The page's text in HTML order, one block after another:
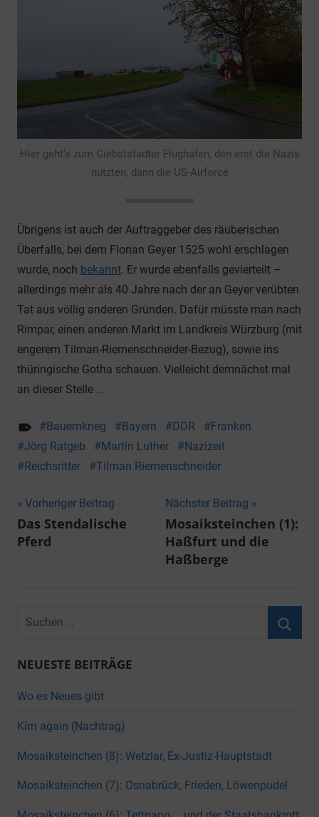
Hier geht’s zum Giebststadter Flughafen, den erst die Nazis
nutzten, dann die US-Airforce
Übrigens ist auch der Auftraggeber des räuberischen
Überfalls, bei dem Florian Geyer 1525 wohl erschlagen
wurde, noch bekannt. Er wurde ebenfalls gevierteilt –
allerdings mehr als 40 Jahre nach der an Geyer verübten
Tat aus völlig anderen Gründen. Dafür müsste man nach
Rimpar, einen anderen Markt im Landkreis Würzburg (mit
engerem Tilman-Riemenschneider-Bezug), sowie ins
thüringische Gotha schauen. Vielleicht demnächst mal
an dieser Stelle …
Bauernkrieg Bayern DDR
Franken
Jörg Ratgeb
Martin Luther
Nazizeit
Reichsritter
Tilman Riemenschneider
Beitragsnavigation
Vorheriger Beitrag
Das Stendalische
Pferd
Nächster Beitrag
Mosaiksteinchen (1):
Haßfurt und die
Haßberge
Suchen
NEUESTE BEITRÄGE
Wo es Neues gibt
Kirn again (Nachtrag)
Mosaiksteinchen (8): Wetzlar, Ex-Justiz-Hauptstadt
Mosaiksteinchen (7): Osnabrück, Frieden, Löwenpudel